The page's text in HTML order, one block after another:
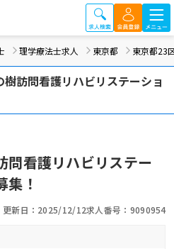
理学療法士求人 東京都 東京都23
樹訪問看護リハビリステーショ
問看護リハビリステー
集！
更新日：2025/12/12求人番号：9090954